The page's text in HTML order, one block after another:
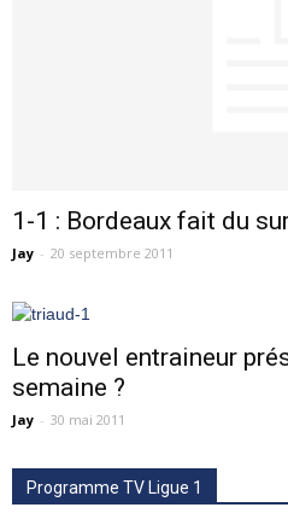
1-1 : Bordeaux fait du
Jay - 20 septembre 2011
Le nouvel entraineur
semaine ?
Jay - 30 mai 2011
Programme TV Ligue 1